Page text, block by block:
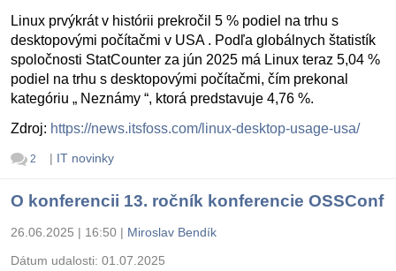
Linux prvýkrát v histórii prekročil 5 % podiel na trhu s
desktopovými počítačmi v USA . Podľa globálnych štatistík
spoločnosti StatCounter za jún 2025 má Linux teraz 5,04 %
podiel na trhu s desktopovými počítačmi, čím prekonal
kategóriu „ Neznámy “, ktorá predstavuje 4,76 %.
Zdroj: https://news.itsfoss.com/linux-desktop-usage-usa/
2 | IT novinky
O konferencii 13. ročník konferencie OSSConf
26.06.2025 | 16:50 | Miroslav Bendík
Dátum udalosti: 01.07.2025